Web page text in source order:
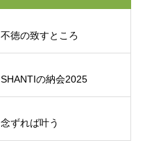
不徳の致すところ
SHANTIの納会2025
念ずれば叶う